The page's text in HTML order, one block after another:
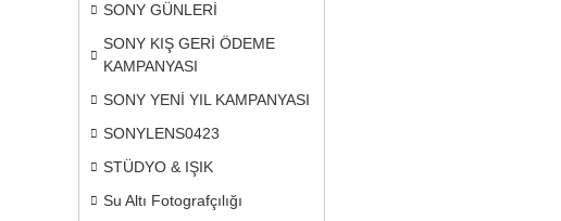
SONY GÜNLERİ
SONY KIŞ GERİ ÖDEME
KAMPANYASI
SONY YENİ YIL KAMPANYASI
SONYLENS0423
STÜDYO & IŞIK
Su Altı Fotografçılığı